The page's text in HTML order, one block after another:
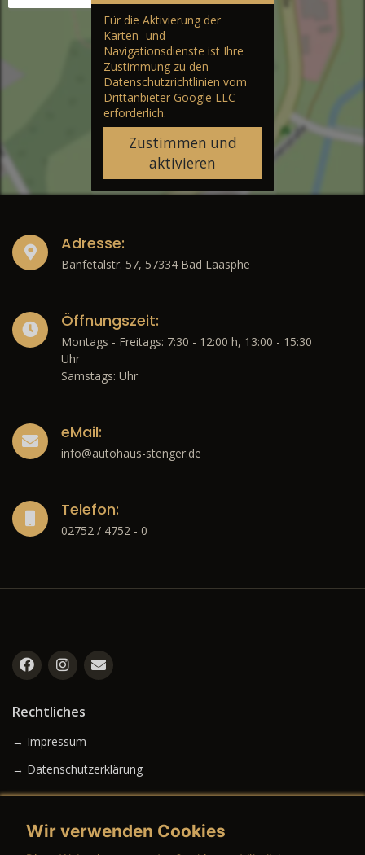
Für die Aktivierung der
Karten- und
Navigationsdienste ist Ihre
Zustimmung zu den
Datenschutzrichtlinien vom
Drittanbieter Google LLC
erforderlich.
Zustimmen und
aktivieren
Adresse:
Banfetalstr. 57, 57334 Bad Laasphe
Öffnungszeit:
Montags - Freitags: 7:30 - 12:00 h, 13:00 - 15:30
Uhr
Samstags: Uhr
eMail:
info@autohaus-stenger.de
Telefon:
02752 / 4752 - 0
Rechtliches
→ Impressum
→ Datenschutzerklärung
Wir verwenden Cookies